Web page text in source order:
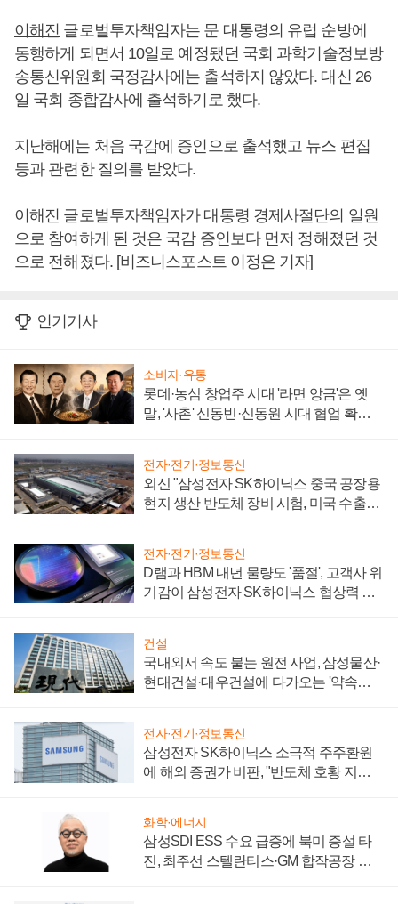
이해진 글로벌투자책임자는 문 대통령의 유럽 순방에
동행하게 되면서 10일로 예정됐던 국회 과학기술정보방
송통신위원회 국정감사에는 출석하지 않았다. 대신 26
일 국회 종합감사에 출석하기로 했다.
지난해에는 처음 국감에 증인으로 출석했고 뉴스 편집
등과 관련한 질의를 받았다.
이해진 글로벌투자책임자가 대통령 경제사절단의 일원
으로 참여하게 된 것은 국감 증인보다 먼저 정해졌던 것
으로 전해졌다. [비즈니스포스트 이정은 기자]
인기기사
소비자·유통
롯데·농심 창업주 시대 '라면 앙금'은 옛
말, '사촌' 신동빈·신동원 시대 협업 확대
전자·전기·정보통신
외신 "삼성전자 SK하이닉스 중국 공장용
현지 생산 반도체 장비 시험, 미국 수출통
전자·전기·정보통신
D램과 HBM 내년 물량도 '품절', 고객사 위
기감이 삼성전자 SK하이닉스 협상력 더
건설
국내외서 속도 붙는 원전 사업, 삼성물산·
현대건설·대우건설에 다가오는 '약속의
전자·전기·정보통신
삼성전자 SK하이닉스 소극적 주주환원
에 해외 증권가 비판, "반도체 호황 지속
화학·에너지
삼성SDI ESS 수요 급증에 북미 증설 타
진, 최주선 스텔란티스·GM 합작공장 건